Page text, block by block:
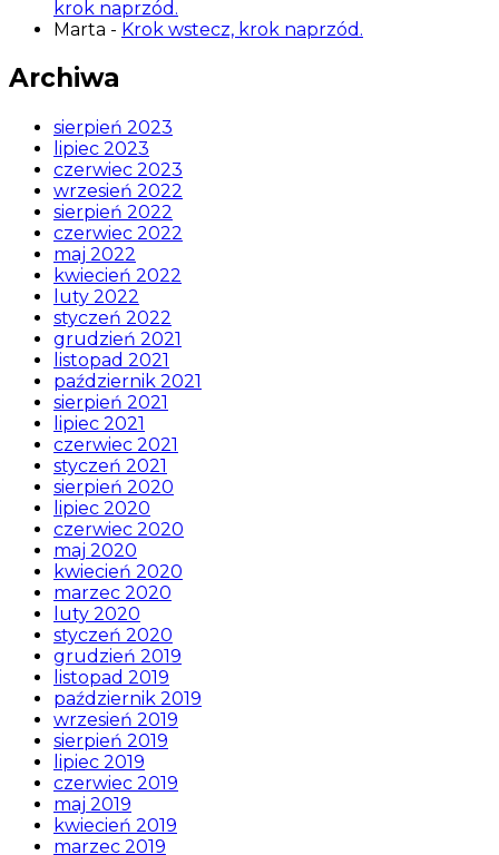
krok naprzód.
Marta - Krok wstecz, krok naprzód.
Archiwa
sierpień 2023
lipiec 2023
czerwiec 2023
wrzesień 2022
sierpień 2022
czerwiec 2022
maj 2022
kwiecień 2022
luty 2022
styczeń 2022
grudzień 2021
listopad 2021
październik 2021
sierpień 2021
lipiec 2021
czerwiec 2021
styczeń 2021
sierpień 2020
lipiec 2020
czerwiec 2020
maj 2020
kwiecień 2020
marzec 2020
luty 2020
styczeń 2020
grudzień 2019
listopad 2019
październik 2019
wrzesień 2019
sierpień 2019
lipiec 2019
czerwiec 2019
maj 2019
kwiecień 2019
marzec 2019